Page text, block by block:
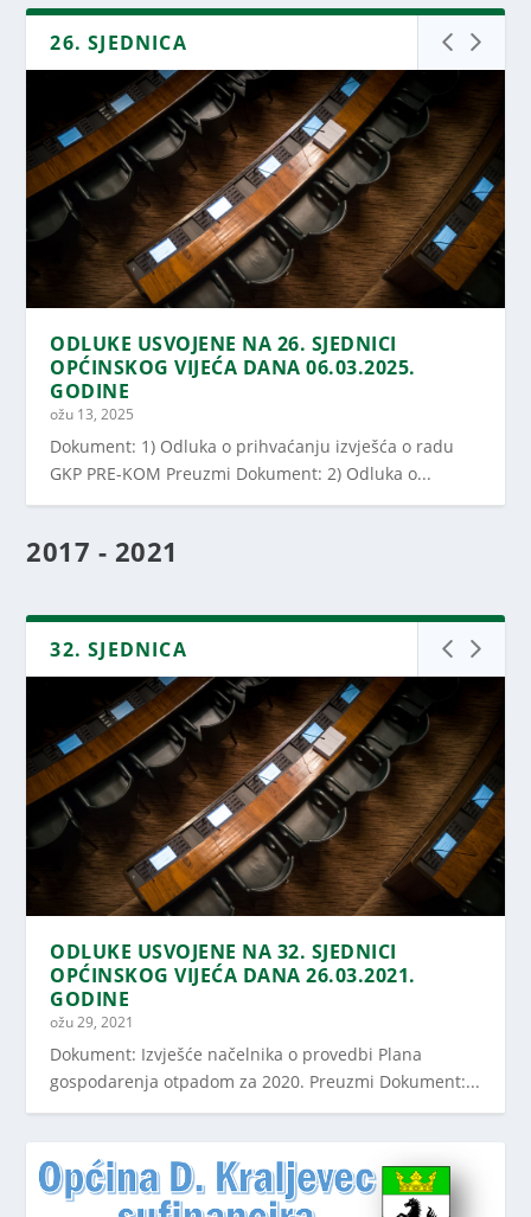
26. SJEDNICA
ODLUKE USVOJENE NA 26. SJEDNICI
OPĆINSKOG VIJEĆA DANA 06.03.2025.
GODINE
ožu 13, 2025
Dokument: 1) Odluka o prihvaćanju izvješća o radu
GKP PRE-KOM Preuzmi Dokument: 2) Odluka o...
2017 - 2021
32. SJEDNICA
ODLUKE USVOJENE NA 32. SJEDNICI
OPĆINSKOG VIJEĆA DANA 26.03.2021.
GODINE
ožu 29, 2021
Dokument: Izvješće načelnika o provedbi Plana
gospodarenja otpadom za 2020. Preuzmi Dokument:...